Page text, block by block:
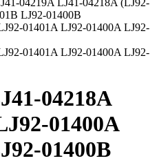
04219A LJ41-04218A (LJ92-
LJ92-01400B
04218A
01400A
01400B